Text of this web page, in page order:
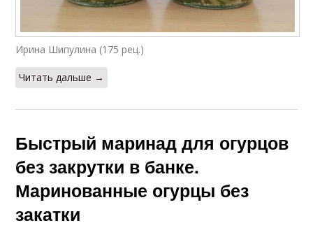
Ирина Шипулина (175 рец.)
Читать дальше →
Быстрый маринад для огурцов
без закрутки в банке.
Маринованные огурцы без
закатки